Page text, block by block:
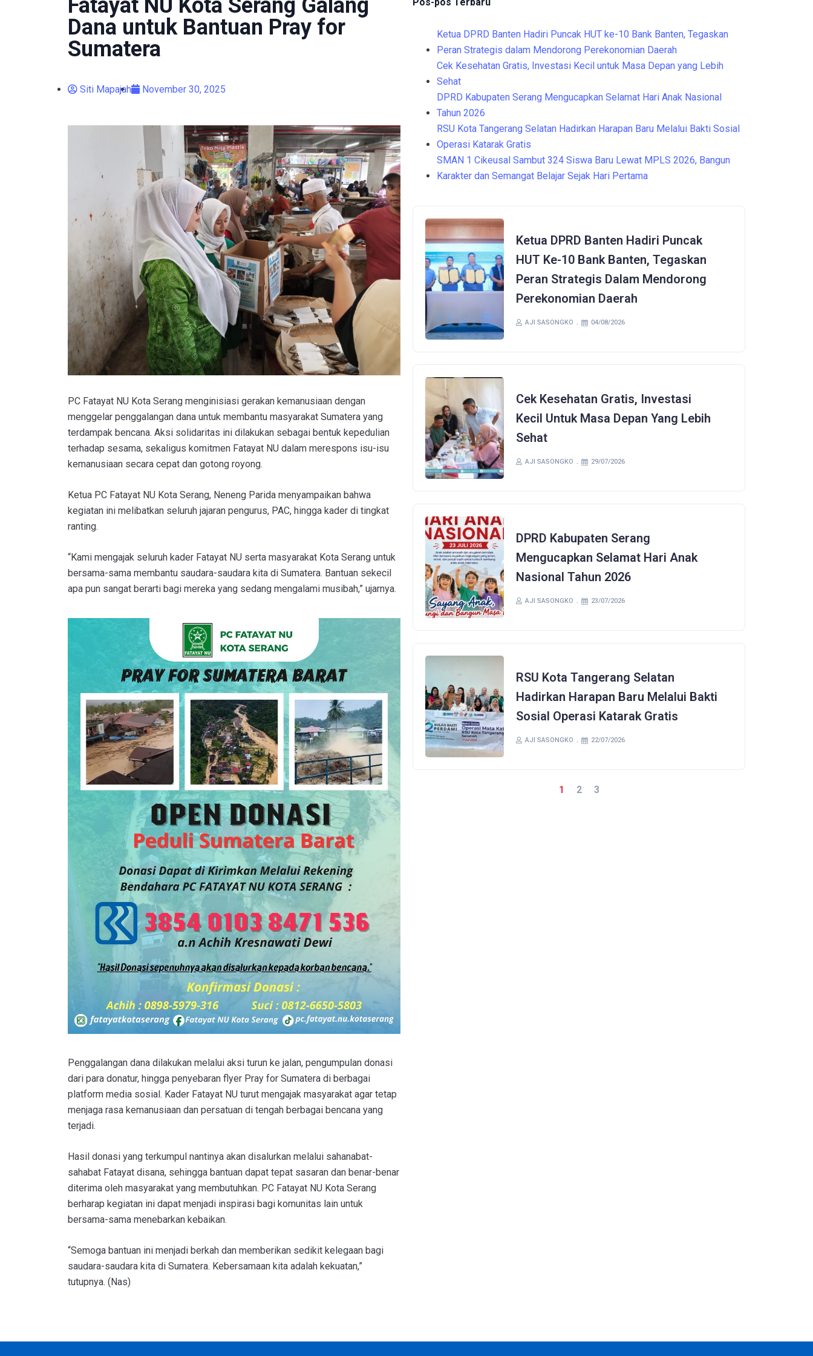
Fatayat NU Kota Serang Galang
Dana untuk Bantuan Pray for
Sumatera
Siti Mapajah November 30, 2025
PC Fatayat NU Kota Serang menginisiasi gerakan kemanusiaan dengan
menggelar penggalangan dana untuk membantu masyarakat Sumatera yang
terdampak bencana. Aksi solidaritas ini dilakukan sebagai bentuk kepedulian
terhadap sesama, sekaligus komitmen Fatayat NU dalam merespons isu-isu
kemanusiaan secara cepat dan gotong royong.
Ketua PC Fatayat NU Kota Serang, Neneng Parida menyampaikan bahwa
kegiatan ini melibatkan seluruh jajaran pengurus, PAC, hingga kader di tingkat
ranting.
“Kami mengajak seluruh kader Fatayat NU serta masyarakat Kota Serang untuk
bersama-sama membantu saudara-saudara kita di Sumatera. Bantuan sekecil
apa pun sangat berarti bagi mereka yang sedang mengalami musibah,” ujarnya.
Penggalangan dana dilakukan melalui aksi turun ke jalan, pengumpulan donasi
dari para donatur, hingga penyebaran flyer Pray for Sumatera di berbagai
platform media sosial. Kader Fatayat NU turut mengajak masyarakat agar tetap
menjaga rasa kemanusiaan dan persatuan di tengah berbagai bencana yang
terjadi.
Hasil donasi yang terkumpul nantinya akan disalurkan melalui sahanabat-
sahabat Fatayat disana, sehingga bantuan dapat tepat sasaran dan benar-benar
diterima oleh masyarakat yang membutuhkan. PC Fatayat NU Kota Serang
berharap kegiatan ini dapat menjadi inspirasi bagi komunitas lain untuk
bersama-sama menebarkan kebaikan.
“Semoga bantuan ini menjadi berkah dan memberikan sedikit kelegaan bagi
saudara-saudara kita di Sumatera. Kebersamaan kita adalah kekuatan,”
tutupnya. (Nas)
Pos-pos Terbaru
Ketua DPRD Banten Hadiri Puncak HUT ke-10 Bank Banten, Tegaskan
Peran Strategis dalam Mendorong Perekonomian Daerah
Cek Kesehatan Gratis, Investasi Kecil untuk Masa Depan yang Lebih
Sehat
DPRD Kabupaten Serang Mengucapkan Selamat Hari Anak Nasional
Tahun 2026
RSU Kota Tangerang Selatan Hadirkan Harapan Baru Melalui Bakti Sosial
Operasi Katarak Gratis
SMAN 1 Cikeusal Sambut 324 Siswa Baru Lewat MPLS 2026, Bangun
Karakter dan Semangat Belajar Sejak Hari Pertama
Ketua DPRD Banten Hadiri Puncak
HUT Ke-10 Bank Banten, Tegaskan
Peran Strategis Dalam Mendorong
Perekonomian Daerah
AJI SASONGKO 04/08/2026
Cek Kesehatan Gratis, Investasi
Kecil Untuk Masa Depan Yang Lebih
Sehat
AJI SASONGKO 29/07/2026
DPRD Kabupaten Serang
Mengucapkan Selamat Hari Anak
Nasional Tahun 2026
AJI SASONGKO 23/07/2026
RSU Kota Tangerang Selatan
Hadirkan Harapan Baru Melalui Bakti
Sosial Operasi Katarak Gratis
AJI SASONGKO 22/07/2026
1 2 3